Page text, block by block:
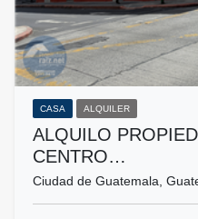
CASA ALQUILER
ALQUILO
CENTRO…
Ciudad de Guatemala,